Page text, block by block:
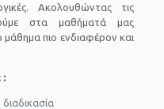
Ακολουθώντας τις
στα μαθήματά μας
πιο ενδιαφέρον και
:
διαδικασία